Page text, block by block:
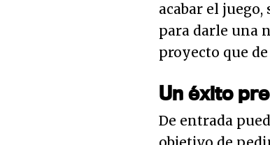
acabar el
para darle una
proyecto que
Un éxito
De entrada